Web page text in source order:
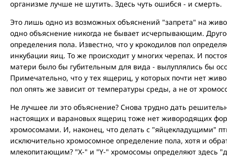
организме лучше не шутить. Здесь чуть ошибся - и смерть.
Это лишь одно из возможных объяснений "запрета" на
одно объяснение никогда не бывает исчерпывающим.
определения пола. Известно, что у крокодилов пол
инкубации яиц. То же происходит у многих черепах. И
матери было бы губительным для вида - вылуплялись бы
Примечательно, что у тех ящериц, у которых почти нет
пол опять же зависит от температуры среды, а не от
Не лучшее ли это объяснение? Снова трудно дать
настоящих и варановых ящериц тоже нет живородящих
хромосомами. И, наконец, что делать с "яйцекладущими"
исключительно хромосомное определение пола, хотя и
млекопитающим? "Х-" и "Y-" хромосомы определяют здесь